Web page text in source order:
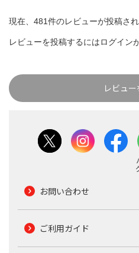
現在、481件のレビューが投稿され
レビューを投稿するにはログイン
レビュー
お問い合わせ
ご利用ガイド